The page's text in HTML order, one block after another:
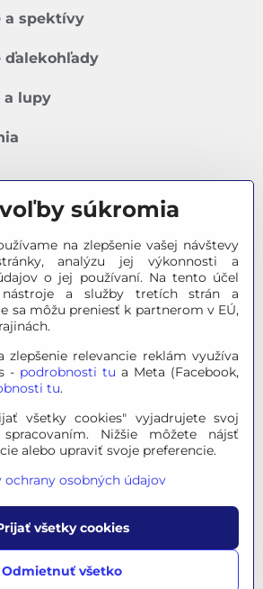
a spektívy
ďalekohľady
a lupy
si vybrať
všetky práva vyhradené. Všetky logá a
vlastníka.
informácie|Ochrana osobných
|Nastavenie súkromia
platiaPravidlá ochrany osobných
súkromia
na zlepšenie vašej návštevy
analýzu jej výkonnosti a
o jej používaní. Na tento účel
a služby tretích strán a
sa môžu preniesť k partnerom v EÚ,
zlepšenie relevancie reklám využíva
- podrobnosti tu a Meta (Facebook,
tu.
všetky cookies" vyjadrujete svoj
Nižšie môžete nájsť
alebo upraviť svoje preferencie.
ochrany osobných údajov
všetky cookies
Odmietnuť všetko